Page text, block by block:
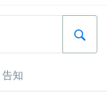
告知